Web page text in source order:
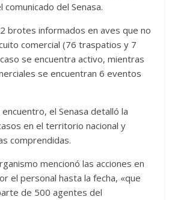
del Senasa.
brotes informados en aves que no
comercial (76 traspatios y 7
se encuentra activo, mientras
se encuentran 6 eventos
el Senasa detalló la
en el territorio nacional y
comprendidas.
mencionó las acciones en
el personal hasta la fecha, «que
de 500 agentes del